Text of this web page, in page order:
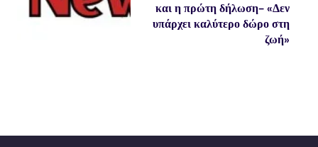
και η πρώτη δήλωση- «Δεν
υπάρχει καλύτερο δώρο στη
ζωή»